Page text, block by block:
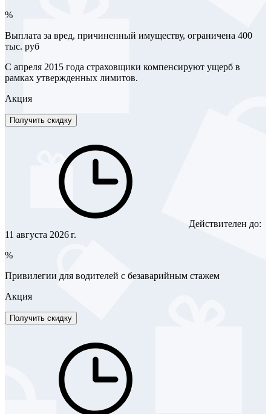
%
Выплата за вред, причиненный имуществу, ограничена 400
тыс. руб
С апреля 2015 года страховщики компенсируют ущерб в
рамках утвержденных лимитов.
Акция
Получить скидку
Действителен до:
11 августа 2026 г.
%
Привилегии для водителей с безаварийным стажем
Акция
Получить скидку